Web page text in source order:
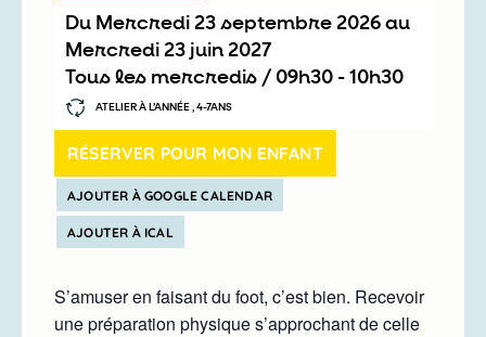
Du mercredi 23 septembre 2026au
mercredi 23 juin 2027
Tous les mercredis /
09h30 - 10h30
ATELIER À L’ANNÉE , 4-7ANS
RÉSERVER POUR MON ENFANT
AJOUTER À GOOGLE CALENDAR
AJOUTER À ICAL
S’amuser en faisant du foot, c’est bien. Recevoir
une préparation physique s’approchant de celle